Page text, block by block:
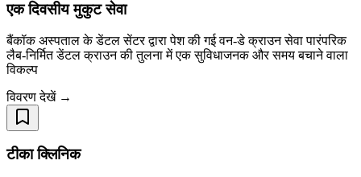
एक दिवसीय मुकुट सेवा
बैंकॉक अस्पताल के डेंटल सेंटर द्वारा पेश की गई वन-डे क्राउन सेवा पारंपरिक
लैब-निर्मित डेंटल क्राउन की तुलना में एक सुविधाजनक और समय बचाने वाला
विकल्प
विवरण देखें →
टीका क्लिनिक